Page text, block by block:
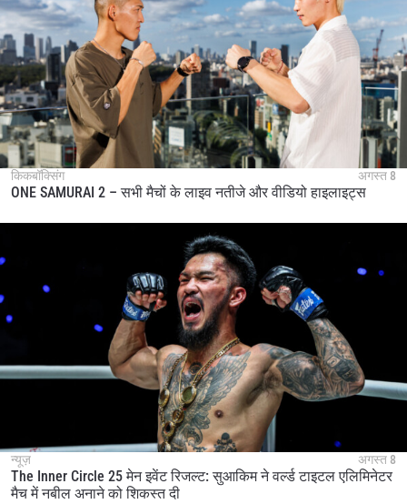
किकबॉक्सिंग अगस्त 8
ONE SAMURAI 2 – सभी मैचों के लाइव नतीजे और वीडियो हाइलाइट्स
न्यूज़ अगस्त 8
The Inner Circle 25 मेन इवेंट रिजल्ट: सुआकिम ने वर्ल्ड टाइटल एलिमिनेटर
मैच में नबील अनाने को शिकस्त दी
इवेंट
हाइलाइट्स देखें
नाम
सदस्यता लें
By submitting this form, you are agreeing to our
collection, use and disclosure of your information
under our
these communications at any time.